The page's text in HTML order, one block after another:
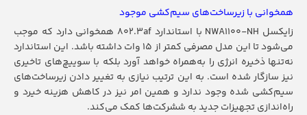
همخوانی با زیرساخت‌های سیم‌کشی موجود
زایکسل NWA1100-NH با استاندارد 802.3af همخوانی دارد که موجب
می‌شود تا این مدل مصرفی کمتر از 15 وات داشته باشد. این استاندارد
نه‌تنها ذخیره انرژی را به‌همراه خواهد آورد بلکه با سوییچ‌های تاخیری
نیز سازگار شده است. به این ترتیب نیازی به تغییر دادن زیرساخت‌های
سیم‌کشی شده وجود ندارد و همین امر نیز در کاهش هزینه خیرد و
راه‌اندازی تجهیزات جدید به ششرکت‌ها کمک می‌کند.